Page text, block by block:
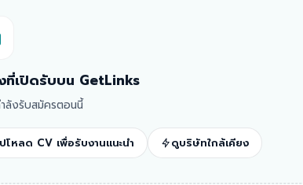
ที่เปิดรับบน GetLinks
ลังรับสมัครตอนนี้
โหลด CV เพื่อรับงานแนะนำ ดูบริษัทใกล้เคียง